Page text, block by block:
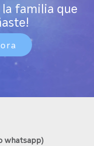
familia que
whatsapp)